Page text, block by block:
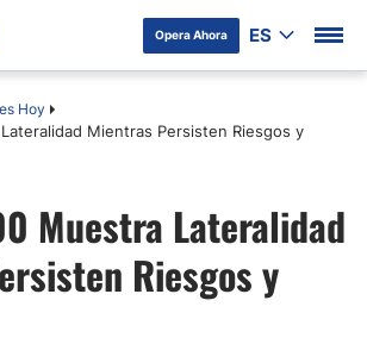
Opera Ahora ES
Hoy
Mientras Persisten Riesgos y
Muestra Lateralidad
Riesgos y